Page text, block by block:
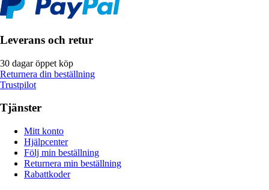
Leverans och retur
30 dagar öppet köp
Returnera din beställning
Trustpilot
Tjänster
Mitt konto
Hjälpcenter
Följ min beställning
Returnera min beställning
Rabattkoder